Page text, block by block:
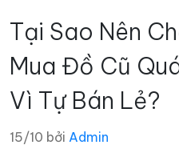
Tại Sao Nên
Mua Đồ Cũ
Vì Tự Bán Lẻ?
15/10 bởi Admin